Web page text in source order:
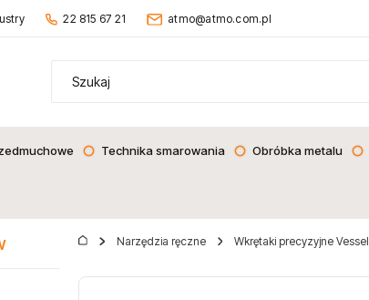
22 815 67 21 atmo@atmo.com.pl
Technika smarowania Obróbka metalu
Narzędzia ręczne Wkrętaki precyzyjne Vessel